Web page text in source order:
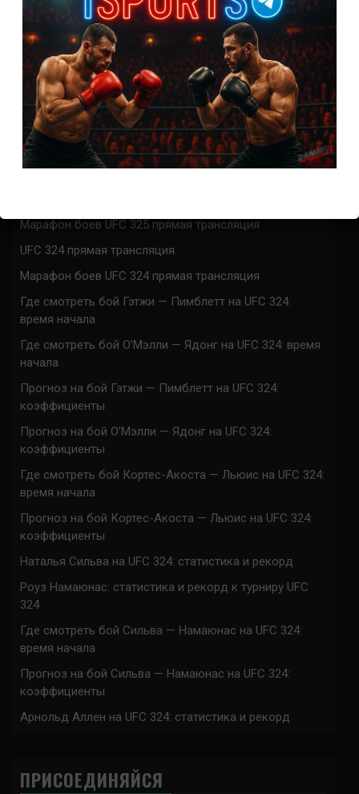
0 КОММЕНТАРИЕВ
СВЕЖИЕ ЗАПИСИ
Марафон боев UFC 325 прямая трансляция
UFC 324 прямая трансляция
Марафон боев UFC 324 прямая трансляция
Где смотреть бой Гэтжи — Пимблетт на UFC 324:
время начала
Где смотреть бой О’Мэлли — Ядонг на UFC 324: время
начала
Прогноз на бой Гэтжи — Пимблетт на UFC 324:
коэффициенты
Прогноз на бой О’Мэлли — Ядонг на UFC 324:
коэффициенты
Где смотреть бой Кортес-Акоста — Льюис на UFC 324:
время начала
Прогноз на бой Кортес-Акоста — Льюис на UFC 324:
коэффициенты
Наталья Сильва на UFC 324: статистика и рекорд
Роуз Намаюнас: статистика и рекорд к турниру UFC
324
Где смотреть бой Сильва — Намаюнас на UFC 324:
время начала
Прогноз на бой Сильва — Намаюнас на UFC 324:
коэффициенты
Арнольд Аллен на UFC 324: статистика и рекорд
ПРИСОЕДИНЯЙСЯ